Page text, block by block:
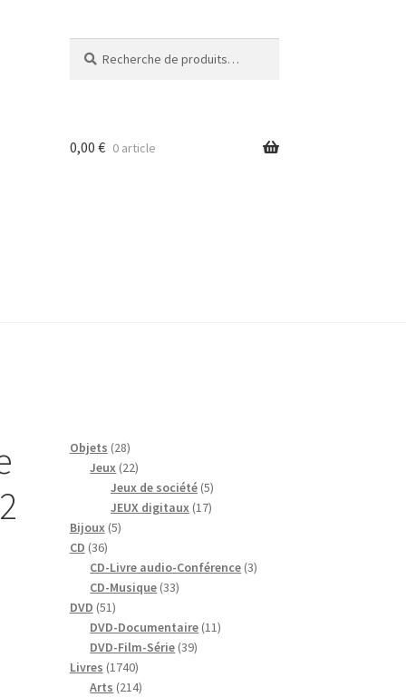
pour :
0,00 € 0 article
Objets 2828
produits
Jeux 2222
produits
Jeux de société 55
produits
JEUX digitaux 1717
Bijoux 55
CD 3636
produits
CD-Livre audio-Conférence 33
CD-Musique 3333
DVD 5151
produits
DVD-Documentaire 1111
DVD-Film-Série 3939
Livres 17401740
produits
Arts 214214